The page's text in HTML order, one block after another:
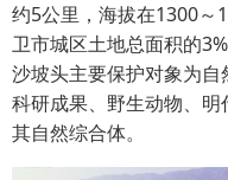
约5公里，海拔在1300～
卫市城区土地总面积的
沙坡头主要保护对象为
科研成果、野生动物、
其自然综合体。